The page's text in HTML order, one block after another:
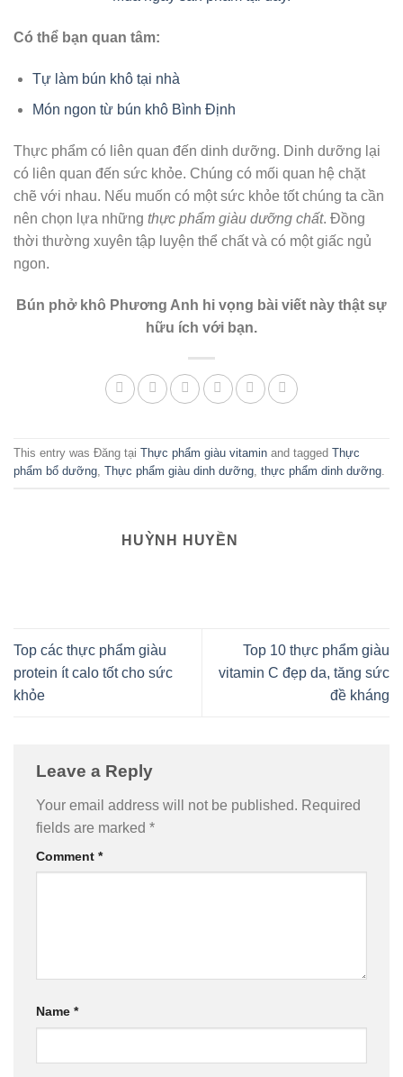
Có thể bạn quan tâm:
Tự làm bún khô tại nhà
Món ngon từ bún khô Bình Định
Thực phẩm có liên quan đến dinh dưỡng. Dinh dưỡng lại
có liên quan đến sức khỏe. Chúng có mối quan hệ chặt
chẽ với nhau. Nếu muốn có một sức khỏe tốt chúng ta cần
nên chọn lựa những thực phẩm giàu dưỡng chất. Đồng
thời thường xuyên tập luyện thể chất và có một giấc ngủ
ngon.
Bún phở khô Phương Anh hi vọng bài viết này thật sự
hữu ích với bạn.
This entry was Đăng tại Thực phẩm giàu vitamin and tagged Thực
phẩm bổ dưỡng, Thực phẩm giàu dinh dưỡng, thực phẩm dinh dưỡng.
HUỲNH HUYỀN
Top các thực phẩm giàu
protein ít calo tốt cho sức
khỏe
Top 10 thực phẩm giàu
vitamin C đẹp da, tăng sức
đề kháng
Leave a Reply
Your email address will not be published. Required
fields are marked *
Comment *
Name *